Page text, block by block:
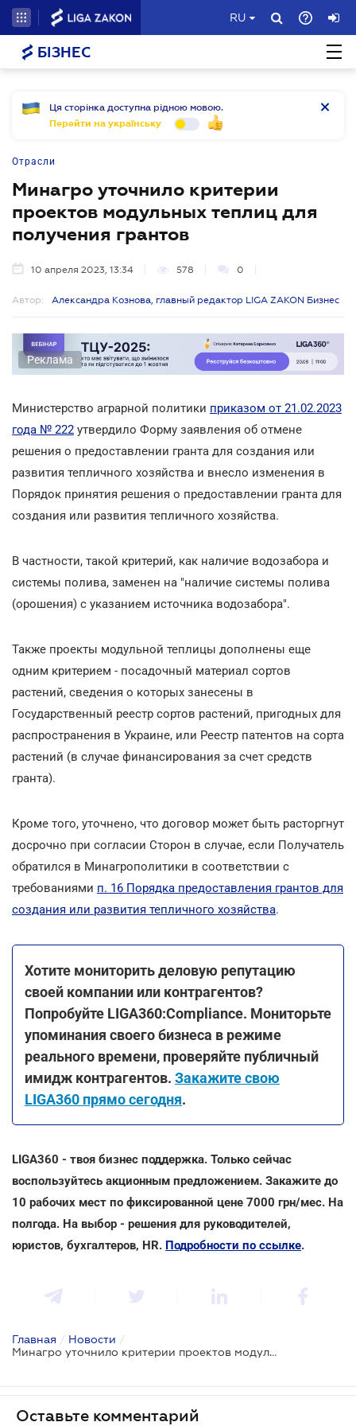
RU
БІЗНЕС
Ця сторінка доступна рідною мовою.
Перейти на українську
Отрасли
Минагро уточнило критерии
проектов модульных теплиц для
получения грантов
10 апреля 2023, 13:34 578 0
Автор: Александра Кознова, главный редактор LIGA ZAKON Бизнес
Реклама
Министерство аграрной политики приказом от 21.02.2023
года № 222 утвердило Форму заявления об отмене
решения о предоставлении гранта для создания или
развития тепличного хозяйства и внесло изменения в
Порядок принятия решения о предоставлении гранта для
создания или развития тепличного хозяйства.
В частности, такой критерий, как наличие водозабора и
системы полива, заменен на "наличие системы полива
(орошения) с указанием источника водозабора".
Также проекты модульной теплицы дополнены еще
одним критерием - посадочный материал сортов
растений, сведения о которых занесены в
Государственный реестр сортов растений, пригодных для
распространения в Украине, или Реестр патентов на сорта
растений (в случае финансирования за счет средств
гранта).
Кроме того, уточнено, что договор может быть расторгнут
досрочно при согласии Сторон в случае, если Получатель
обратился в Минагрополитики в соответствии с
требованиями п. 16 Порядка предоставления грантов для
создания или развития тепличного хозяйства.
Хотите мониторить деловую репутацию
своей компании или контрагентов?
Попробуйте LIGA360:Compliance. Мониторьте
упоминания своего бизнеса в режиме
реального времени, проверяйте публичный
имидж контрагентов. Закажите свою
LIGA360 прямо сегодня.
LIGA360 - твоя бизнес поддержка. Только сейчас
воспользуйтесь акционным предложением. Закажите до
10 рабочих мест по фиксированной цене 7000 грн/мес. На
полгода. На выбор - решения для руководителей,
юристов, бухгалтеров, HR. Подробности по ссылке.
Главная / Новости /
Минагро уточнило критерии проектов модульных теплиц для получения грантов
Оставьте комментарий